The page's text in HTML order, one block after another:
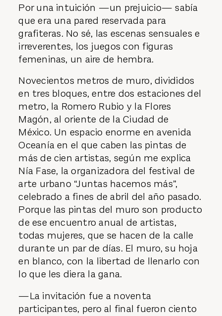
Por una intuición —un prejuicio— sabía
que era una pared reservada para
grafiteras. No sé, las escenas sensuales e
irreverentes, los juegos con figuras
femeninas, un aire de hembra.
Novecientos metros de muro, divididos
en tres bloques, entre dos estaciones del
metro, la Romero Rubio y la Flores
Magón, al oriente de la Ciudad de
México. Un espacio enorme en avenida
Oceanía en el que caben las pintas de
más de cien artistas, según me explica
Nía Fase, la organizadora del festival de
arte urbano “Juntas hacemos más”,
celebrado a fines de abril del año pasado.
Porque las pintas del muro son producto
de ese encuentro anual de artistas,
todas mujeres, que se hacen de la calle
durante un par de días. El muro, su hoja
en blanco, con la libertad de llenarlo con
lo que les diera la gana.
—La invitación fue a noventa
participantes, pero al final fueron ciento